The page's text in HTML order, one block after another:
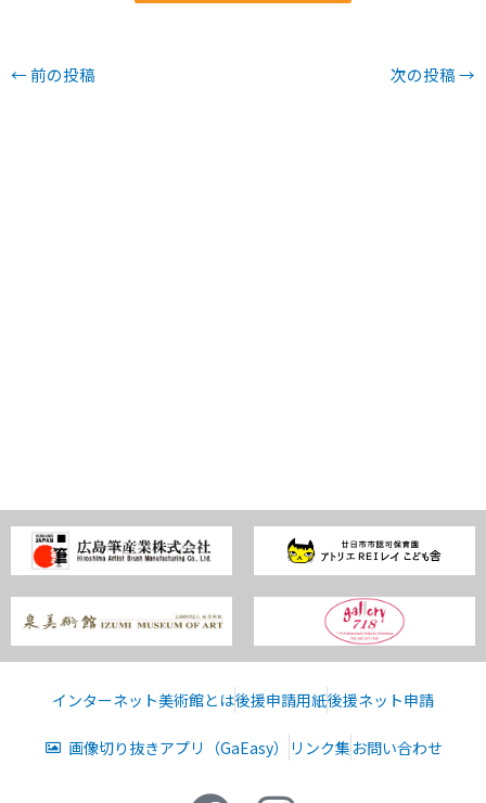
← 前の投稿 次の投稿→
インターネット美術館とは後援申請用紙後援ネット申請
画像切り抜きアプリ（GaEasy） リンク集 お問い合わせ